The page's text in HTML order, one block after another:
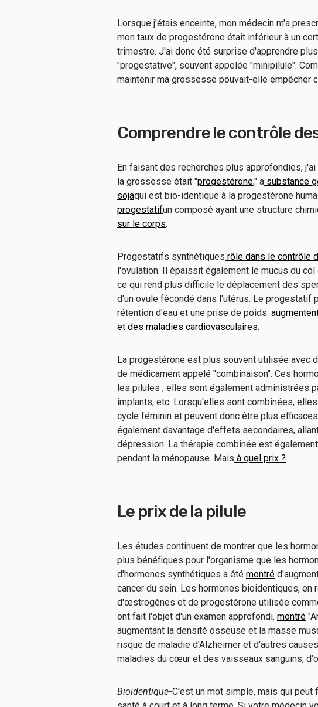
Lorsque j'étais enceinte, mon médecin m'a
mon taux de progestérone était inférieur à un
trimestre. J'ai donc été surprise d'apprendre
"progestative", souvent appelée "minipilule".
maintenir ma grossesse pouvait-elle empêcher
Comprendre le contrôle
En faisant des recherches plus approfondies,
la grossesse était "progestérone," a substance
sojaqui est bio-identique à la progestérone
progestatifun composé ayant une structure
sur le corps.
Progestatifs synthétiques rôle dans le contrôle
l'ovulation. Il épaissit également le mucus du
ce qui rend plus difficile le déplacement des
d'un ovule fécondé dans l'utérus. Le progestatif
rétention d'eau et une prise de poids.
et des maladies cardiovasculaires.
La progestérone est plus souvent utilisée avec
de médicament appelé "combinaison". Ces
les pilules ; elles sont également administrées
implants, etc. Lorsqu'elles sont combinées,
cycle féminin et peuvent donc être plus
également davantage d'effets secondaires,
dépression. La thérapie combinée est
pendant la ménopause. Mais à quel prix ?
Le prix de la pilule
Les études continuent de montrer que les
plus bénéfiques pour l'organisme que les
d'hormones synthétiques a été montré
cancer du sein. Les hormones bioidentiques, en
d'œstrogènes et de progestérone utilisée
ont fait l'objet d'un examen approfondi. montré
augmentant la densité osseuse et la masse
risque de maladie d'Alzheimer et d'autres
maladies du cœur et des vaisseaux sanguins,
Bioidentique-C'est un mot simple, mais qui